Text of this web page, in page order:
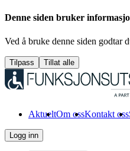
Denne siden bruker
Ved å bruke denne siden godtar
Tilpass Tillat alle
AktueltOm ossKontakt oss
Logg inn